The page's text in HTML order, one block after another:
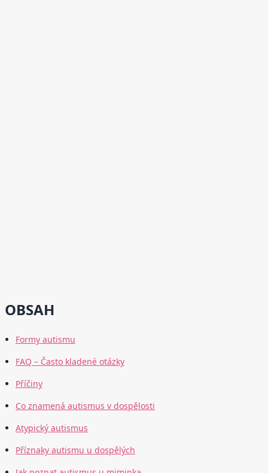
OBSAH
Formy autismu
FAQ – Často kladené otázky
Příčiny
Co znamená autismus v dospělosti
Atypický autismus
Příznaky autismu u dospělých